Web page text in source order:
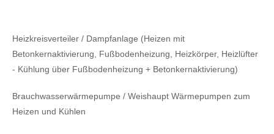
Heizkreisverteiler / Dampfanlage (Heizen mit
Betonkernaktivierung, Fußbodenheizung, Heizkörper, Heizlüfter
- Kühlung über Fußbodenheizung + Betonkernaktivierung)
Brauchwasserwärmepumpe / Weishaupt Wärmepumpen zum
Heizen und Kühlen